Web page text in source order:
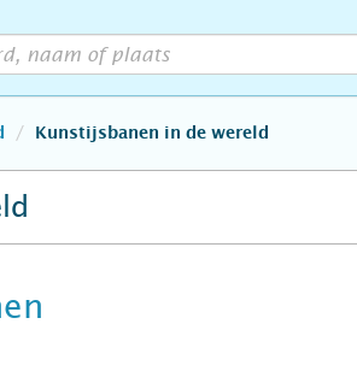
Kunstijsbanen in de wereld